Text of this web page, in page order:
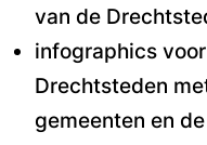
van de
infographics
Drechtsteden
gemeenten en